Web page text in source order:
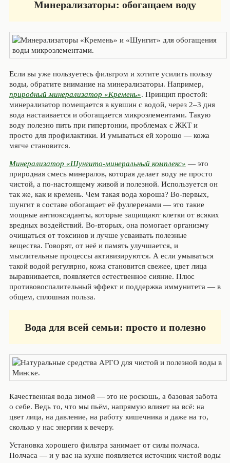
Минерализаторы: обогащаем воду
Если вы уже пользуетесь фильтром и хотите усилить пользу
воды, обратите внимание на минерализаторы. Например,
природный минерализатор «Кремень». Принцип простой:
минерализатор помещается в кувшин с водой, через 2–3 дня
вода настаивается и обогащается микроэлементами. Такую
воду полезно пить при гипертонии, проблемах с ЖКТ и
просто для профилактики. И умываться ей хорошо — кожа
мягче становится.
Минерализатор «Шунгито-минеральный комплекс» — это
природная смесь минералов, которая делает воду не просто
чистой, а по-настоящему живой и полезной. Используется он
так же, как и кремень. Чем такая вода хороша? Во-первых,
шунгит в составе обогащает её фуллеренами — это такие
мощные антиоксиданты, которые защищают клетки от всяких
вредных воздействий. Во-вторых, она помогает организму
очищаться от токсинов и лучше усваивать полезные
вещества. Говорят, от неё и память улучшается, и
мыслительные процессы активизируются. А если умываться
такой водой регулярно, кожа становится свежее, цвет лица
выравнивается, появляется естественное сияние. Плюс
противовоспалительный эффект и поддержка иммунитета — в
общем, сплошная польза.
Вода для всей семьи: просто и полезно
Качественная вода зимой — это не роскошь, а базовая забота
о себе. Ведь то, что мы пьём, напрямую влияет на всё: на
цвет лица, на давление, на работу кишечника и даже на то,
сколько у нас энергии к вечеру.
Установка хорошего фильтра занимает от силы полчаса.
Полчаса — и у вас на кухне появляется источник чистой воды